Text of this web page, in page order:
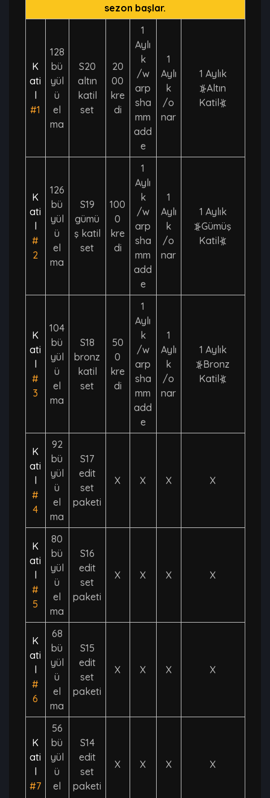
sezon başlar.
K
ati
l
#1
128
bü
yül
ü
el
ma
S20
altın
katil
set
20
00
kre
di
1
Aylı
k
/w
arp
sha
mm
add
e
1
Aylı
k
/o
nar
1 Aylık
⦕Altın
Katil⦖
K
ati
l
#
2
126
bü
yül
ü
el
ma
S19
gümü
ş katil
set
100
0
kre
di
1
Aylı
k
/w
arp
sha
mm
add
e
1
Aylı
k
/o
nar
1 Aylık
⦕Gümüş
Katil⦖
K
ati
l
#
3
104
bü
yül
ü
el
ma
S18
bronz
katil
set
50
0
kre
di
1
Aylı
k
/w
arp
sha
mm
add
e
1
Aylı
k
/o
nar
1 Aylık
⦕Bronz
Katil⦖
K
ati
l
#
4
92
bü
yül
ü
el
ma
S17
edit
set
paketi
X X X X
K
ati
l
#
5
80
bü
yül
ü
el
ma
S16
edit
set
paketi
X X X X
K
ati
l
#
6
68
bü
yül
ü
el
ma
S15
edit
set
paketi
X X X X
K
ati
l
#7
56
bü
yül
ü
el
S14
edit
set
paketi
X X X X